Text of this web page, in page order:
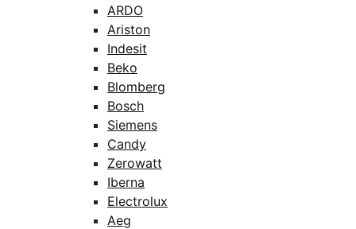
ARDO
Ariston
Indesit
Beko
Blomberg
Bosch
Siemens
Candy
Zerowatt
Iberna
Electrolux
Aeg